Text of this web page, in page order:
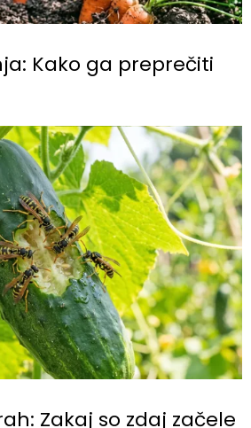
Kako ga preprečiti
Zakaj so zdaj začele